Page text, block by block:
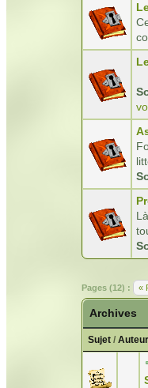
Pages (12) : «
Archives
Sujet / Auteur